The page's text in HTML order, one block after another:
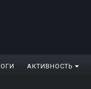
АКТИВНОСТЬ